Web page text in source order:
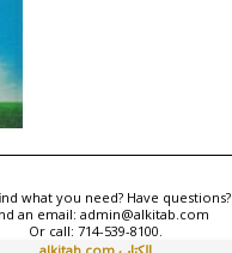
what you need? Have questions?
an email: admin@alkitab.com
Or call: 714-539-8100.